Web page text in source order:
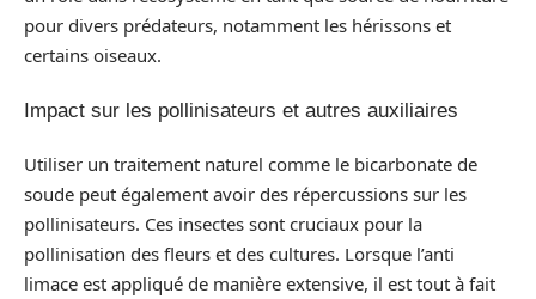
pour divers prédateurs, notamment les hérissons et
certains oiseaux.
Impact sur les pollinisateurs et autres auxiliaires
Utiliser un traitement naturel comme le bicarbonate de
soude peut également avoir des répercussions sur les
pollinisateurs. Ces insectes sont cruciaux pour la
pollinisation des fleurs et des cultures. Lorsque l’anti
limace est appliqué de manière extensive, il est tout à fait